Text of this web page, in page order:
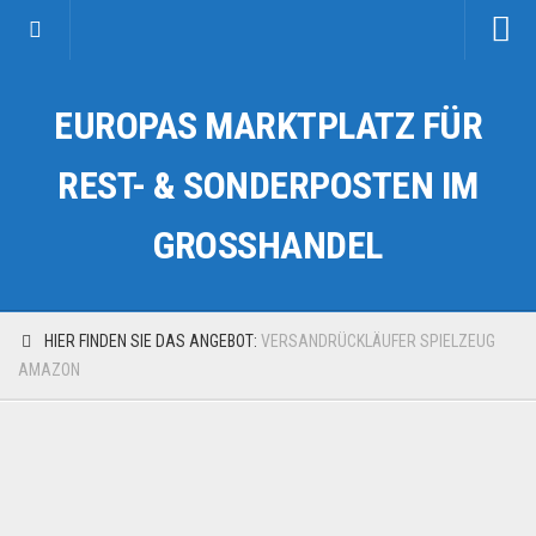
Kategorien
Auto & Motorrad
Fahrzeuge & Transport
Geschäft, Büro & Schreibwaren
Geschenkartikel
EUROPAS MARKTPLATZ FÜR
REST- & SONDERPOSTEN IM
GROSSHANDEL
HIER FINDEN SIE DAS ANGEBOT: VERSANDRÜCKLÄUFER SPIELZEUG
AMAZON